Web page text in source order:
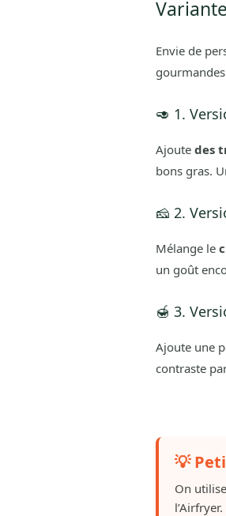
Envie de
🥑 1.
Ajoute des
bons gras.
🧀 2.
Mélange le
un goût
🍯 3.
Ajoute une
contraste
💡
On
l’Airfryer.